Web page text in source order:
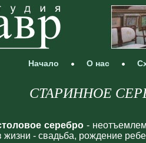
Начало О нас
СТАРИННОЕ
серебро -
- свадьба, рождение